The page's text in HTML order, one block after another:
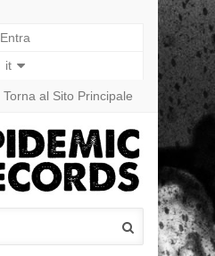
Entra
it
Torna al Sito Principale